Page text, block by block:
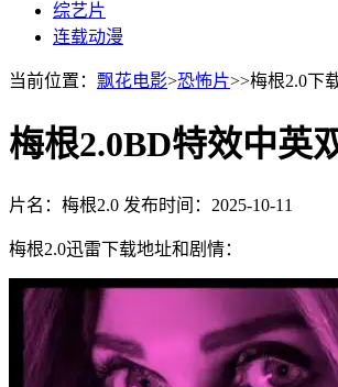
综艺片
连载动漫
当前位置： 飘花电影>恐怖片>>梅根2.0下
梅根2.0BD特效中英
片名：梅根2.0 发布时间：2025-10-11
梅根2.0迅雷下载地址和剧情：